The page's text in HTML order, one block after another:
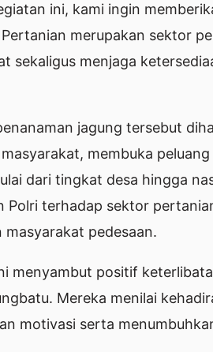
ini, kami ingin
merupakan sektor
sekaligus menjaga
jagung tersebut
membuka
dari tingkat desa hingga
Polri terhadap sektor
masyarakat pedesaan.
menyambut positif
Mereka menilai
motivasi serta